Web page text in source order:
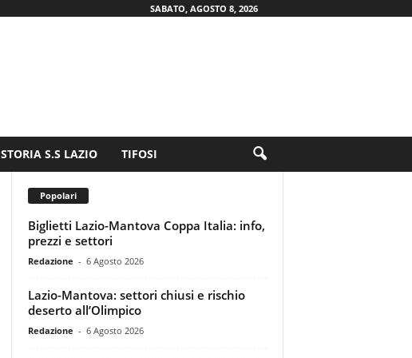
SABATO, AGOSTO 8, 2026
STORIA S.S LAZIO TIFOSI
Popolari
Biglietti Lazio-Mantova Coppa Italia: info,
prezzi e settori
Redazione - 6 Agosto 2026
Lazio-Mantova: settori chiusi e rischio
deserto all’Olimpico
Redazione - 6 Agosto 2026